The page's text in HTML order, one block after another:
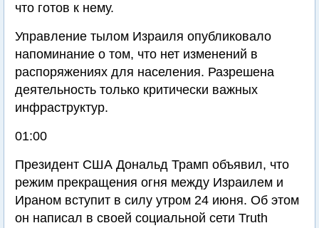
что готов к нему.
Управление тылом Израиля опубликовало
напоминание о том, что нет изменений в
распоряжениях для населения. Разрешена
деятельность только критически важных
инфраструктур.
01:00
Президент США Дональд Трамп объявил, что
режим прекращения огня между Израилем и
Ираном вступит в силу утром 24 июня. Об этом
он написал в своей социальной сети Truth